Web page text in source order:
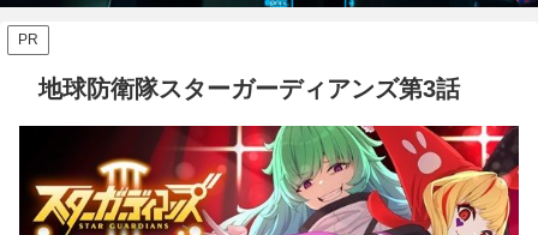
PR
地球防衛隊スターガーディアンズ第3話